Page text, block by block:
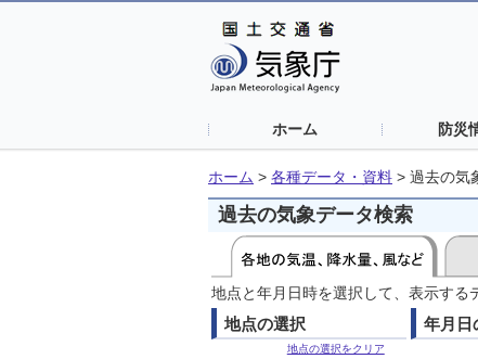
ホーム 防災
ホーム > 各種データ・資料 > 過去の気
過去の気象データ検索
地点と年月日時を選択して、表示する
地点の選択
地点の選択をクリア
年月日